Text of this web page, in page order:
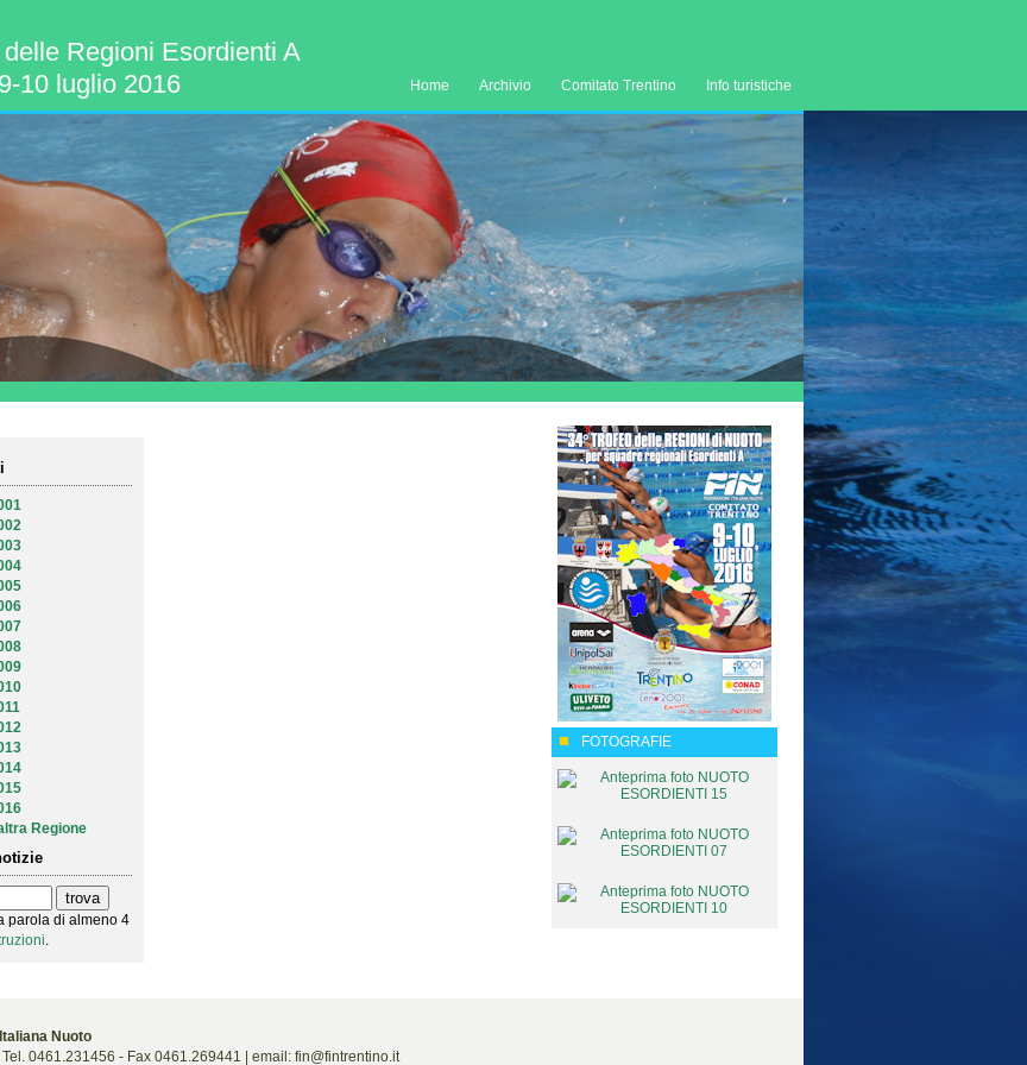
Home Archivio Comitato Trentino Info turistiche
delle Regioni Esordienti A
10 luglio 2016
Regione
parola di almeno 4
.
FOTOGRAFIE
Nuoto
0461.231456 - Fax 0461.269441 | email: fin@fintrentino.it